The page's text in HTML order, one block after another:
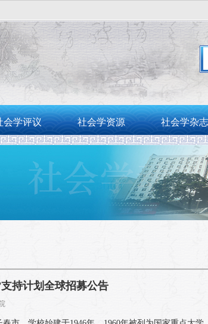
会学评议 社会学资源 社会学杂志
持计划全球招募公告